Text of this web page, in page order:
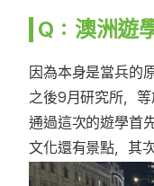
Q：澳洲遊
因為本身是當兵的
之後9月研究所，等
通過這次的遊學首
文化還有景點，其